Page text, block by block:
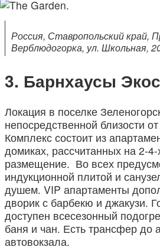
Россия, Ставропольский край,
Верблюдогорка, ул. Школьная,
Барнхаусы
Локация в поселке
непосредственной близости
Комплекс состоит из
домиках, рассчитанных на 2-
размещение. Во всех
индукционной плитой и
душем. VIP апартаменты
дворик с барбекю и джакузи.
доступен всесезонный
баня и чан. Есть трансфер до
автовокзала.